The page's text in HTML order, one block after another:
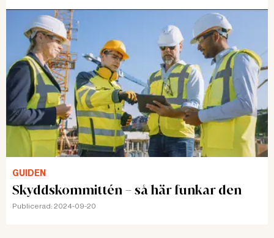
GUIDEN
Skyddskommittén – så här funkar den
Publicerad: 2024-09-20